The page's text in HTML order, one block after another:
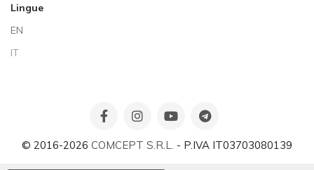
Lingue
EN
IT
© 2016-2026 COMCEPT S.R.L. - P.IVA IT03703080139